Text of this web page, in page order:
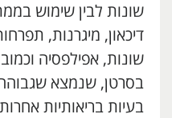
שונות לבין שימוש
דיכאון, מיגרנות,
שונות, אפילפסיה
בסרטן, שנמצא
בעיות בריאותיות